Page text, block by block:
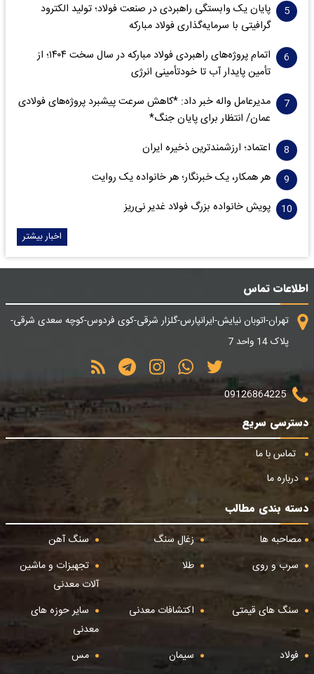
پایان یک وابستگی راهبردی در صنعت فولاد؛ تولید الکترود
گرافیتی با سرمایه‌گذاری فولاد مبارکه
اتمام پروژه‌های راهبردی فولاد مبارکه در سال سخت ۱۴۰۴؛ از
تأمین پایدار آب تا خودتأمینی انرژی
مدیرعامل واله خبر داد: *کاهش سرعت پیشبرد پروژه‌های فولادی
عمان/ انتظار برای پایان جنگ*
اعتماد؛ ارزشمندترین ذخیره ایران
هر همکار، یک خبرنگار؛ هر خانواده یک روایت
پویش خانواده بزرگ فولاد غدیر نی‌ریز
اخبار بیشتر
اطلاعات تماس
تهران-اتوبان نیایش-ایرانپارس-گلزار شرقی-کوی فردوس-کوچه سعدی شرقی-
پلاک 14 واحد 7
09126864225
دسترسی سریع
تماس با ما
درباره ما
دسته بندی مطالب
مصاحبه ها
زغال سنگ
سنگ آهن
سرب و روی
طلا
تجهیزات و ماشین
آلات معدنی
سنگ های قیمتی
اکتشافات معدنی
سایر حوزه های
معدنی
فولاد
سیمان
مس